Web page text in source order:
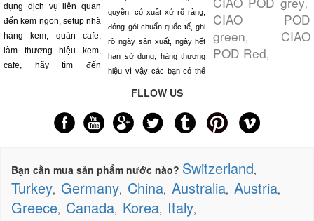
dụng dịch vụ liên quan
đến kem ngon, setup nhà
hàng kem, quán cafe,
làm thương hiệu kem,
cafe, hãy tìm đến
quyền, có xuất xứ rõ ràng,
đóng gói chuẩn quốc tế, ghi
rõ ngày sản xuất, ngày hết
hạn sử dụng, hàng thương
hiệu vì vậy các bạn có thể
,
CIAO POD
green, CIAO
POD Red,
FLLOW US
Bạn cần mua sản phẩm nước nào? Switzerland,
Turkey, Germany, China, Australia, Austria,
Greece, Canada, Korea, Italy,